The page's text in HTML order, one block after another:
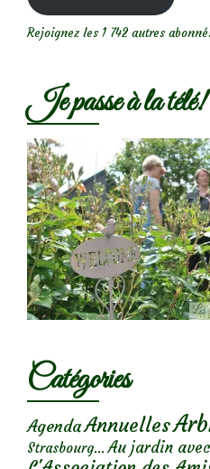
Rejoignez les 1 742 autres
Je passe à la télé!
Catégories
AgendaAnnuelles
Strasbourg... Au jardin